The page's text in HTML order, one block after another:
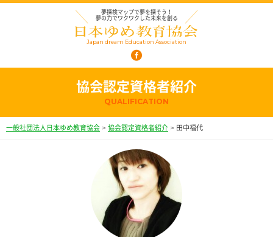
夢探検マップで夢を探そう！
夢の力でワクワクした未来を創る
Japan dream Education Association
協会認定資格者紹介
QUALIFICATION
一般社団法人日本ゆめ教育協会 > 協会認定資格者紹介 > 田中福代